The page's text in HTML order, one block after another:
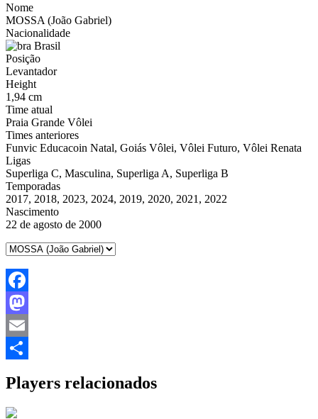
Nome
MOSSA (João Gabriel)
Nacionalidade
Brasil
Posição
Levantador
Height
1,94 cm
Time atual
Praia Grande Vôlei
Times anteriores
Funvic Educacoin Natal, Goiás Vôlei, Vôlei Futuro, Vôlei Renata
Ligas
Superliga C, Masculina, Superliga A, Superliga B
Temporadas
2017, 2018, 2023, 2024, 2019, 2020, 2021, 2022
Nascimento
22 de agosto de 2000
Facebook
Mastodon
Email
Players relacionados